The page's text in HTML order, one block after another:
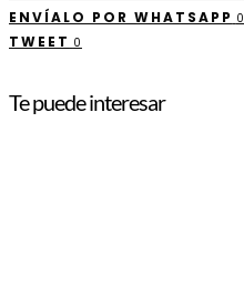
ENVÍALO POR WHATSAPP 0
TWEET 0
Te puede interesar